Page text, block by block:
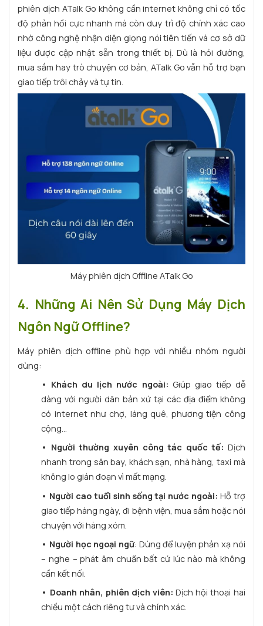
phiên dịch ATalk Go không cần internet không chỉ có tốc
độ phản hồi cực nhanh mà còn duy trì độ chính xác cao
nhờ công nghệ nhận diện giọng nói tiên tiến và cơ sở dữ
liệu được cập nhật sẵn trong thiết bị. Dù là hỏi đường,
mua sắm hay trò chuyện cơ bản, ATalk Go vẫn hỗ trợ bạn
giao tiếp trôi chảy và tự tin.
Máy phiên dịch Offline ATalk Go
4. Những Ai Nên Sử Dụng Máy Dịch
Ngôn Ngữ Offline?
Máy phiên dịch offline phù hợp với nhiều nhóm người
dùng:
• Khách du lịch nước ngoài: Giúp giao tiếp dễ
dàng với người dân bản xứ tại các địa điểm không
có internet như chợ, làng quê, phương tiện công
cộng...
• Người thường xuyên công tác quốc tế: Dịch
nhanh trong sân bay, khách sạn, nhà hàng, taxi mà
không lo gián đoạn vì mất mạng.
• Người cao tuổi sinh sống tại nước ngoài: Hỗ trợ
giao tiếp hàng ngày, đi bệnh viện, mua sắm hoặc nói
chuyện với hàng xóm.
• Người học ngoại ngữ: Dùng để luyện phản xạ nói
– nghe – phát âm chuẩn bất cứ lúc nào mà không
cần kết nối.
• Doanh nhân, phiên dịch viên: Dịch hội thoại hai
chiều một cách riêng tư và chính xác.